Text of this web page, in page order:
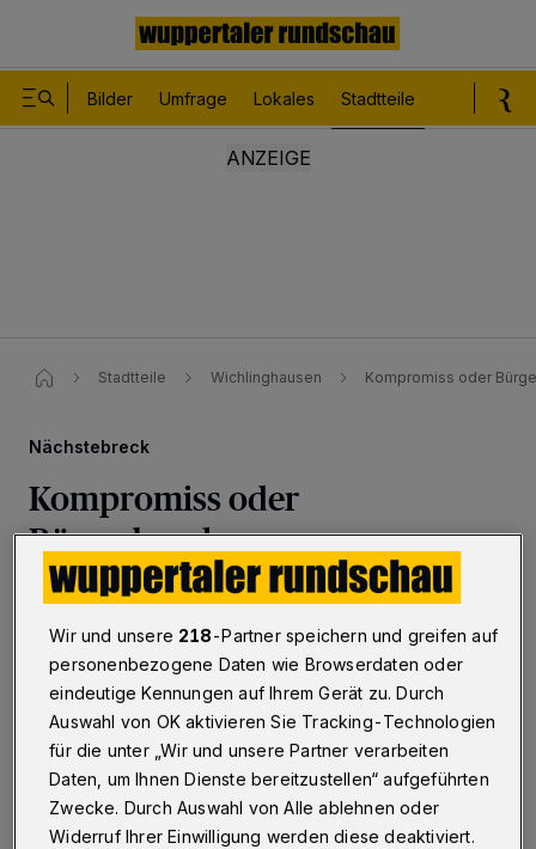
Bilder Umfrage Lokales Stadtteile
Stadtteile Wichlinghausen Kompromiss oder
Nächstebreck
Kompromiss oder
Bürgerbegehren
Wuppertal·Der Bürgerverein Nächstebreck will am
Dienstag (29. August 2019) über einen
Kompromissvorschlag für das geplante Gewerbegebiet
östlich der Nächstebrecker Straße diskutieren und
abstimmen lassen.
28.08.2017 , 14:44 Uhr
Wir und unsere 218-Partner speichern und greifen auf
personenbezogene Daten wie Browserdaten oder
eindeutige Kennungen auf Ihrem Gerät zu. Durch
Auswahl von OK aktivieren Sie Tracking-Technologien
für die unter „Wir und unsere Partner verarbeiten
Daten, um Ihnen Dienste bereitzustellen“ aufgeführten
Zwecke. Durch Auswahl von Alle ablehnen oder
Widerruf Ihrer Einwilligung werden diese deaktiviert.